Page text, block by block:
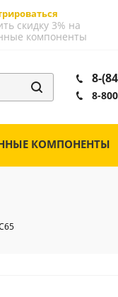
скидку 3% на
компоненты
8-
8-
КОМПОНЕНТЫ